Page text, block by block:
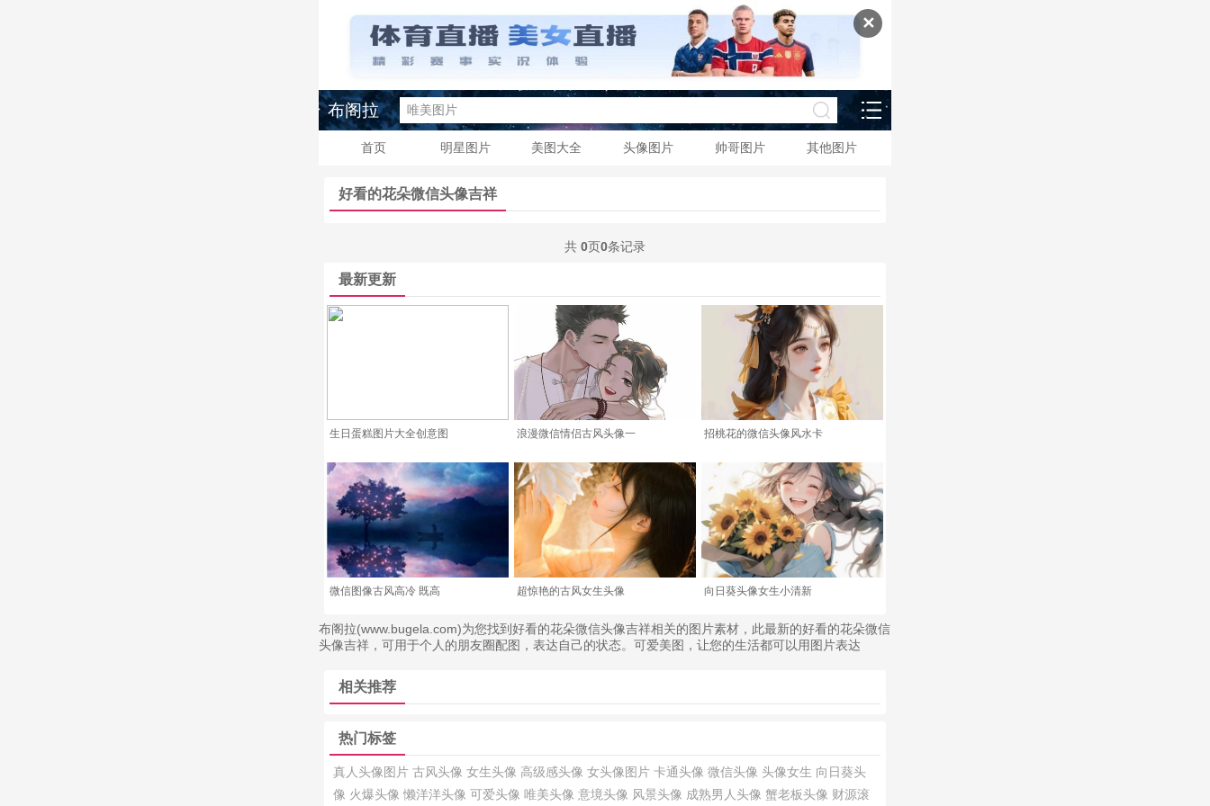
✕
布阁拉
首页 明星图片 美图大全 头像图片 帅哥图片 其他图片
好看的花朵微信头像吉祥
共 0页0条记录
最新更新
生日蛋糕图片大全创意图 浪漫微信情侣古风头像一 招桃花的微信头像风水卡
微信图像古风高冷 既高 超惊艳的古风女生头像 向日葵头像女生小清新
布阁拉(www.bugela.com)为您找到好看的花朵微信头像吉祥相关的图片素材，此最新的好看的花朵微信
头像吉祥，可用于个人的朋友圈配图，表达自己的状态。可爱美图，让您的生活都可以用图片表达
相关推荐
热门标签
真人头像图片 古风头像 女生头像 高级感头像 女头像图片 卡通头像 微信头像 头像女生 向日葵头
像 火爆头像 懒洋洋头像 可爱头像 唯美头像 意境头像 风景头像 成熟男人头像 蟹老板头像 财源滚